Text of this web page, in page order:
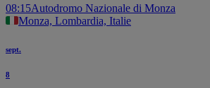
08:15Autodromo Nazionale di Monza
Monza, Lombardia, Italie
sept.
8